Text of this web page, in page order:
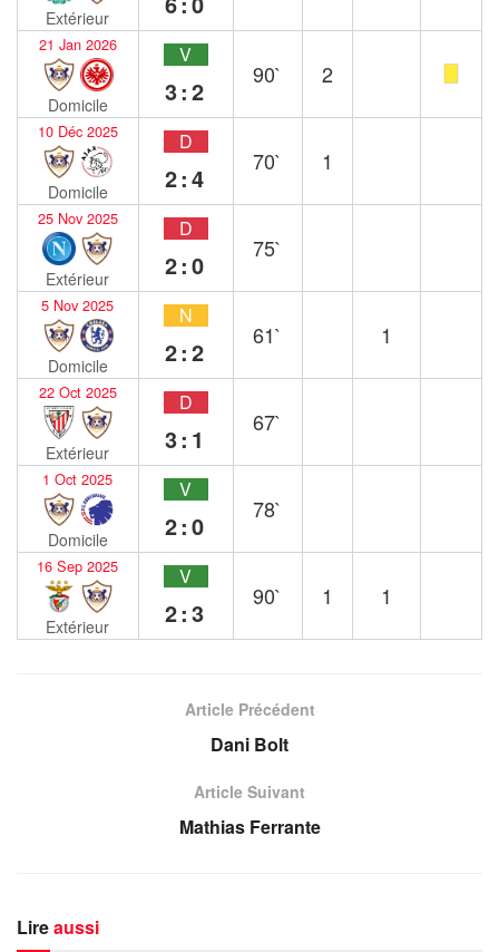
Extérieur
21 Jan 2026
Domicile
V
3:2
90` 2
10 Déc 2025
Domicile
D
2:4
70` 1
25 Nov 2025
Extérieur
D
2:0
75`
5 Nov 2025
Domicile
N
2:2
61` 1
22 Oct 2025
Extérieur
D
3:1
67`
1 Oct 2025
Domicile
V
2:0
78`
16 Sep 2025
Extérieur
V
2:3
90` 1 1
Article Précédent
Dani Bolt
Article Suivant
Mathias Ferrante
Lireaussi